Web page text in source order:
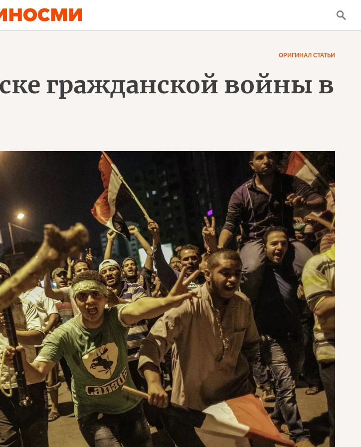
ОРИГИНАЛ СТАТЬИ
гражданской войны в